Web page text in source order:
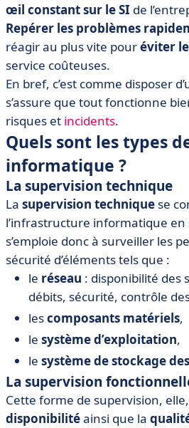
œil constant sur le SI de
Repérer les problèmes
réagir au plus vite pouréviter
service coûteuses.
En bref, c’est comme disposer
s’assure que tout fonctionne
risques et incidents.
Quels sont les types
informatique ?
La supervision technique
La supervision technique se
l’infrastructure informatique
s’emploie donc à surveiller les
sécurité d’éléments tels que :
le réseau : disponibilité des
débits, sécurité, contrôle
lescomposants matériels,
le système d’exploitation,
le système de stockage
La supervision
Cette forme de supervision,
disponibilitéainsi que la